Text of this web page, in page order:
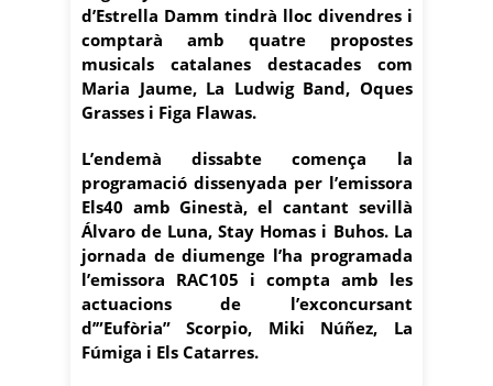
d’Estrella Damm tindrà lloc divendres i
comptarà amb quatre propostes
musicals catalanes destacades com
Maria Jaume, La Ludwig Band, Oques
Grasses i Figa Flawas.
L’endemà dissabte comença la
programació dissenyada per l’emissora
Els40 amb Ginestà, el cantant sevillà
Álvaro de Luna, Stay Homas i Buhos. La
jornada de diumenge l’ha programada
l’emissora RAC105 i compta amb les
actuacions de l’exconcursant
d’”Eufòria” Scorpio, Miki Núñez, La
Fúmiga i Els Catarres.